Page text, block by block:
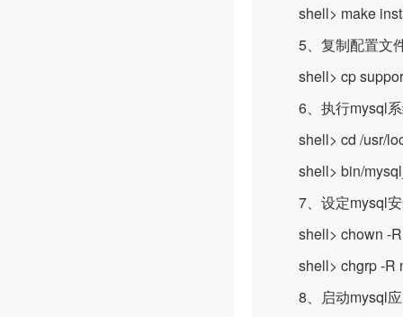
shell> make
5、复制配置文
shell> cp
6、执行mysql系
shell> cd /usr/
shell> bin/
7、设定mysql安
shell> chown -R
shell> chgrp -R
8、启动mysql